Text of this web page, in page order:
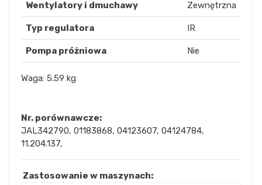
Wentylatory i dmuchawy Zewnętrzna
Typ regulatora IR
Pompa próżniowa Nie
Waga: 5.59 kg
Nr. porównawcze:
JAL342790, 01183868, 04123607, 04124784,
11.204.137,
Zastosowanie w maszynach: